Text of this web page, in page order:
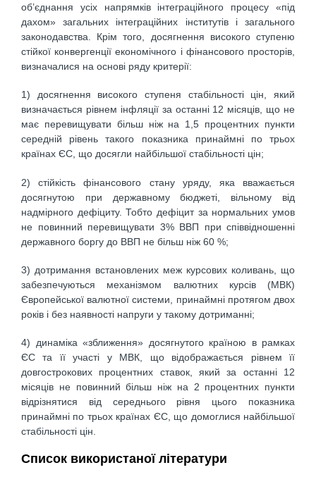
об’єднання усіх напрямків інтеграційного процесу «під
дахом» загальних інтеграційних інститутів і загального
законодавства. Крім того, досягнення високого ступеню
стійкої конвергенції економічного і фінансового просторів,
визначалися на основі ряду критерії:
1) досягнення високого ступеня стабільності цін, який
визначається рівнем інфляції за останні 12 місяців, що не
має перевищувати більш ніж на 1,5 процентних пункти
середній рівень такого показника принаймні по трьох
країнах ЄС, що досягли найбільшої стабільності цін;
2) стійкість фінансового стану уряду, яка вважається
досягнутою при державному бюджеті, вільному від
надмірного дефіциту. Тобто дефіцит за нормальних умов
не повинний перевищувати 3% ВВП при співвідношенні
державного боргу до ВВП не більш ніж 60 %;
3) дотримання встановлених меж курсових коливань, що
забезпечуються механізмом валютних курсів (МВК)
Європейської валютної системи, принаймні протягом двох
років і без наявності напруги у такому дотриманні;
4) динаміка «зближення» досягнутого країною в рамках
ЄС та її участі у МВК, що відображається рівнем її
довгострокових процентних ставок, який за останні 12
місяців не повинний більш ніж на 2 процентних пункти
відрізнятися від середнього рівня цього показника
принаймні по трьох країнах ЄС, що домоглися найбільшої
стабільності цін.
Список використаної літератури